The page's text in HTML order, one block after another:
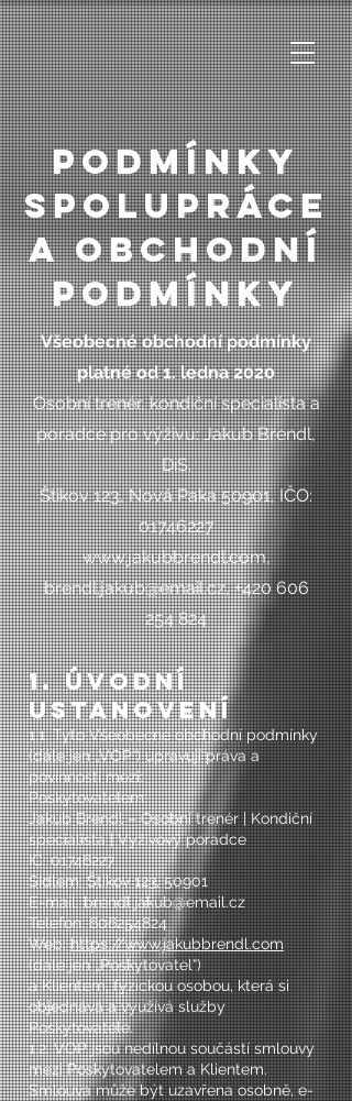
Podmínky
spolupráce
a obchodní
podmínky
Všeobecné obchodní podmínky
platné od 1. ledna 2020
Osobní trenér, kondiční specialista a
poradce pro výživu: Jakub Brendl,
DiS.
Štikov 123, Nová Paka 50901, IČO:
01746227
www.jakubbrendl.com,
brendl.jakub@email.cz, +420 606
254 824
1. Úvodní
ustanovení
1.1. Tyto Všeobecné obchodní podmínky
(dále jen „VOP“) upravují práva a
povinnosti mezi:
Poskytovatelem:
Jakub Brendl – Osobní trenér | Kondiční
specialista | Výživový poradce
IČ: 01746227
Sídlem: Štikov 123, 50901
E-mail: brendl.jakub@email.cz
Telefon: 606254824
Web:https://www.jakubbrendl.com
(dále jen „Poskytovatel“)
a Klientem, fyzickou osobou, která si
objednává a využívá služby
Poskytovatele.
1.2. VOP jsou nedílnou součástí smlouvy
mezi Poskytovatelem a Klientem.
Smlouva může být uzavřena osobně, e-